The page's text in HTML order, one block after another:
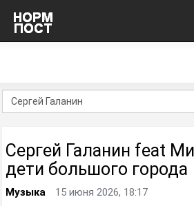
Сергей Галанин feat
дети большого города
Музыка 15 июня 2026, 18:17